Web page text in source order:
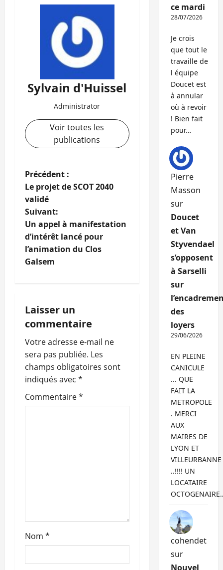
Sylvain d'Huissel
Administrator
Voir toutes les
publications
N
a
v
i
g
t
i
o
n
d
’
l
Précédent :
Le projet de SCOT 2040
validé
Suivant:
Un appel à manifestation
d’intérêt lancé pour
l’animation du Clos
Galsem
Laisser un
commentaire
Votre adresse e-mail ne
sera pas publiée. Les
champs obligatoires sont
indiqués avec *
Commentaire*
Nom *
ce mardi
28/07/2026
Je crois
que tout le
travaille de
l équipe
Doucet est
à annular
où à revoir
! Bien fait
pour…
Pierre
Masson
sur
Doucet
et Van
Styvendael
s’opposent
à Sarselli
sur
des
loyers
29/06/2026
EN PLEINE
CANICULE
... QUE
FAIT LA
METROPOLE
. MERCI
AUX
MAIRES DE
LYON ET
VILLEURBANNE
..!!!! UN
LOCATAIRE
cohendet
sur
Nouvel